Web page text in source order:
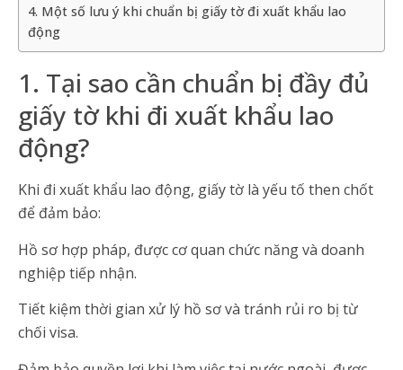
4. Một số lưu ý khi chuẩn bị giấy tờ đi xuất khẩu lao
động
1. Tại sao cần chuẩn bị đầy đủ
giấy tờ khi đi xuất khẩu lao
động?
Khi đi xuất khẩu lao động, giấy tờ là yếu tố then chốt
để đảm bảo:
Hồ sơ hợp pháp, được cơ quan chức năng và doanh
nghiệp tiếp nhận.
Tiết kiệm thời gian xử lý hồ sơ và tránh rủi ro bị từ
chối visa.